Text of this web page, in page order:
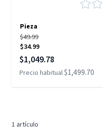
Pieza
$49.99
$34.99
Precio especial
$1,049.78
Precio habitual$1,499.70
1 artículo